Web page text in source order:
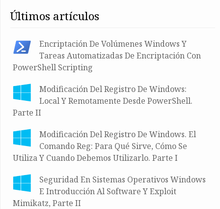
últimos artículos
Encriptación De Volúmenes Windows Y
Tareas Automatizadas De Encriptación Con
PowerShell Scripting
Modificación Del Registro De Windows:
Local Y Remotamente Desde PowerShell.
Parte II
Modificación Del Registro De Windows. El
Comando Reg: Para Qué Sirve, Cómo Se
Utiliza Y Cuando Debemos Utilizarlo. Parte I
Seguridad En Sistemas Operativos Windows
E Introducción Al Software Y Exploit
Mimikatz, Parte II